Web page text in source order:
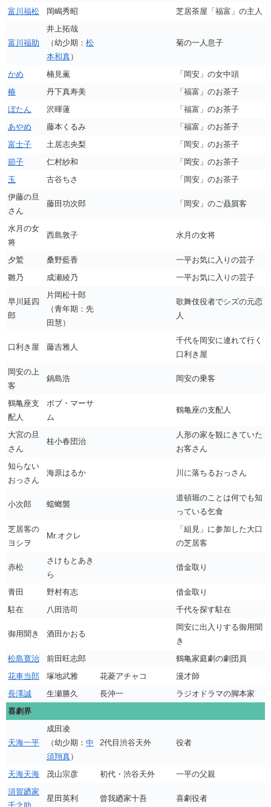
富川福松
岡嶋秀昭 芝居茶屋「福富」の主人
富川福助
井上拓哉
（幼少期： 松
本和真）
菊の一人息子
かめ 楠見薫
「岡安」の女中頭
椿
丹下真寿美
「福富」のお茶子
ぼたん
沢暉蓮
「福富」のお茶子
あやめ
藤本くるみ
「福富」のお茶子
富士子
土居志央梨
「岡安」のお茶子
節子
仁村紗和
「岡安」のお茶子
玉
古谷ちさ
「岡安」のお茶子
伊藤の旦
さん
藤田功次郎 「岡安」のご贔屓客
水月の女
将
西島敦子 水月の女将
夕鷲 桑野藍香
一平お気に入りの芸子
雛乃
成瀬綾乃 一平お気に入りの芸子
早川延四
郎
片岡松十郎
（青年期：先
田慧）
歌舞伎役者でシズの元恋
人
口利き屋 藤吉雅人
千代を岡安に連れて行く
口利き屋
岡安の上
客
鍋島浩 岡安の乗客
鶴亀座支
配人
ボブ・マーサ
ム
鶴亀座の支配人
大宮の旦
さん
桂小春団治
人形の家を観にきていた
お客さん
知らない
おっさん
海原はるか 川に落ちるおっさん
小次郎 蟷螂襲
道頓堀のことは何でも知
っている乞食
芝居客の
ヨシヲ
Mr.オクレ
「組見」に参加した大口
の芝居客
赤松
さけもとあき
ら
借金取り
青田 野村有志
借金取り
駐在
八田浩司 千代を探す駐在
御用聞き 酒田かおる
岡安に出入りする御用聞
き
松島寛治
前田旺志郎
鶴亀家庭劇の劇団員
花車当郎
塚地武雅 花菱アチャコ
漫才師
長澤誠
生瀬勝久 長沖一
ラジオドラマの脚本家
喜劇界
天海一平
成田凌
（幼少期： 中
須翔真）
2代目渋谷天外 役者
天海天海 茂山宗彦 初代・渋谷天外
一平の父親
須賀廼家
星田英利 曾我廼家十吾 喜劇役者